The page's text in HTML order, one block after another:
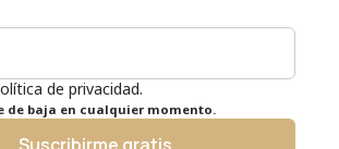
de privacidad.
de baja en cualquier momento.